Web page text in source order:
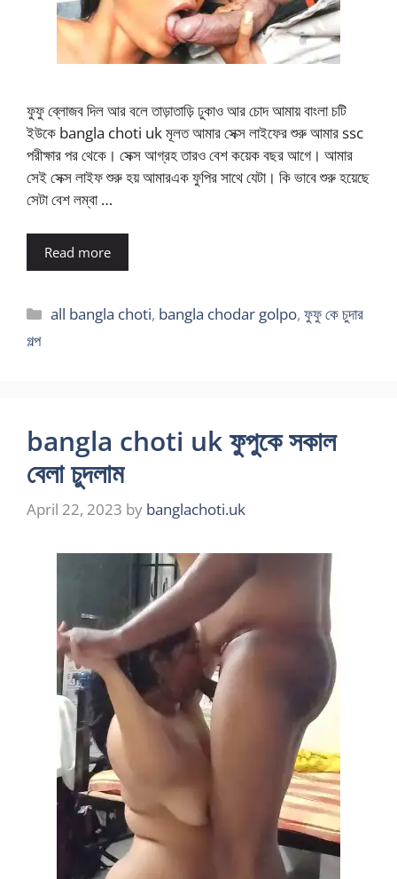
ফুফু ব্লোজব দিল আর বলে তাড়াতাড়ি ঢুকাও আর চোদ আমায় বাংলা চটি
ইউকে bangla choti uk মূলত আমার সেক্স লাইফের শুরু আমার ssc
পরীক্ষার পর থেকে। সেক্স আগ্রহ তারও বেশ কয়েক বছর আগে। আমার
সেই সেক্স লাইফ শুরু হয় আমারএক ফুপির সাথে যেটা। কি ভাবে শুরু হয়েছে
সেটা বেশ লম্বা …
Read more
Categories
all bangla choti, bangla chodar golpo,ফুফু কে চুদার
গল্প
bangla choti uk ফুপুকে সকাল
বেলা চুদলাম
April 22, 2023 by banglachoti.uk